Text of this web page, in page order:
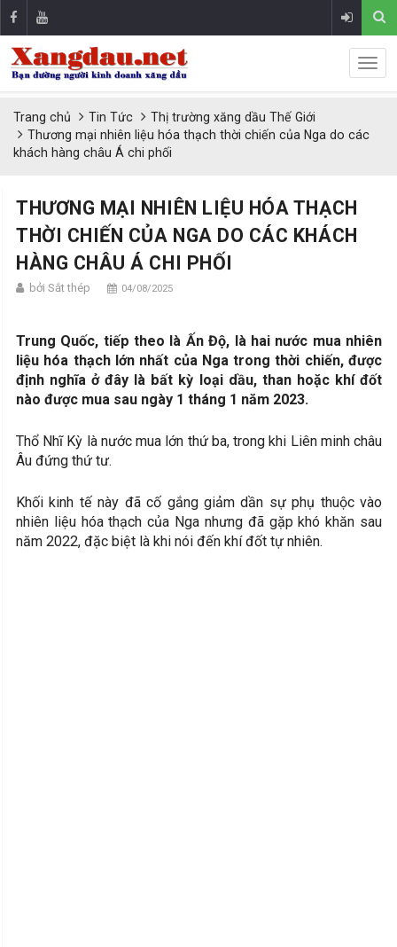
Trang chủ Tin Tức
Thị trường xăng dầu Thế Giới
Thương mại nhiên liệu hóa thạch thời chiến của Nga do các
khách hàng châu Á chi phối
THƯƠNG MẠI NHIÊN LIỆU HÓA THẠCH
THỜI CHIẾN CỦA NGA DO CÁC KHÁCH
HÀNG CHÂU Á CHI PHỐI
bởi Sắt thép 04/08/2025
Trung Quốc, tiếp theo là Ấn Độ, là hai nước mua nhiên
liệu hóa thạch lớn nhất của Nga trong thời chiến, được
định nghĩa ở đây là bất kỳ loại dầu, than hoặc khí đốt
nào được mua sau ngày 1 tháng 1 năm 2023.
Thổ Nhĩ Kỳ là nước mua lớn thứ ba, trong khi Liên minh châu
Âu đứng thứ tư.
Khối kinh tế này đã cố gắng giảm dần sự phụ thuộc vào
nhiên liệu hóa thạch của Nga nhưng đã gặp khó khăn sau
năm 2022, đặc biệt là khi nói đến khí đốt tự nhiên.